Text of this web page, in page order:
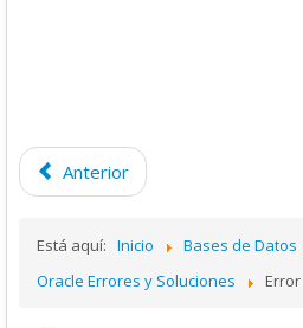
Anterior
Está aquí: Inicio
Bases de Datos
Oracle Errores y Soluciones
Error